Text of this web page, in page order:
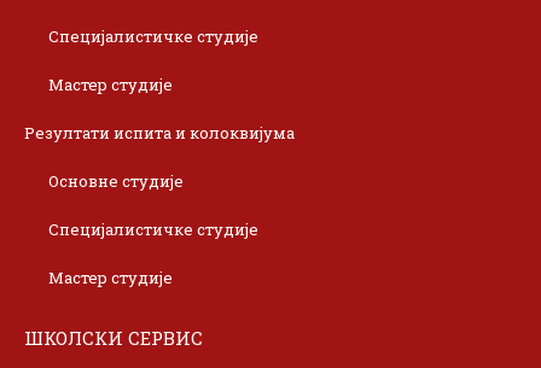
Специјалистичке студије
Мастер студије
Резултати испита и колоквијума
Основне студије
Специјалистичке студије
Мастер студије
ШКОЛСКИ СЕРВИС